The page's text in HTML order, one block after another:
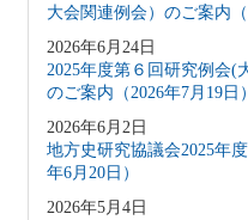
大会関連例会）のご案内（
2026年6月24日
2025年度第６回研究例会(
のご案内（2026年7月19日）
2026年6月2日
地方史研究協議会2025年
年6月20日）
2026年5月4日